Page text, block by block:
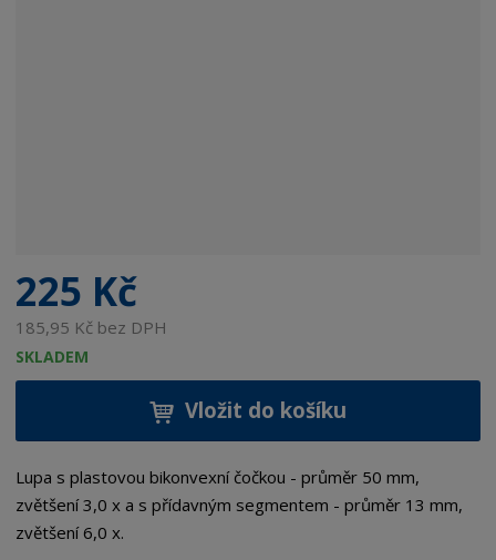
225 Kč
185,95 Kč bez DPH
SKLADEM
Vložit do košíku
Lupa s plastovou bikonvexní čočkou - průměr 50 mm,
zvětšení 3,0 x a s přídavným segmentem - průměr 13 mm,
zvětšení 6,0 x.